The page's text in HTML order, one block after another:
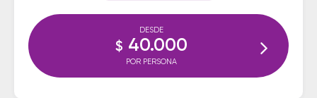
DESDE
$ 40.000
POR PERSONA